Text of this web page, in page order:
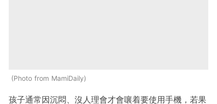
Photo from MamiDaily
孩子通常因沉悶、沒人理會才會嚷着要使用手機，若果